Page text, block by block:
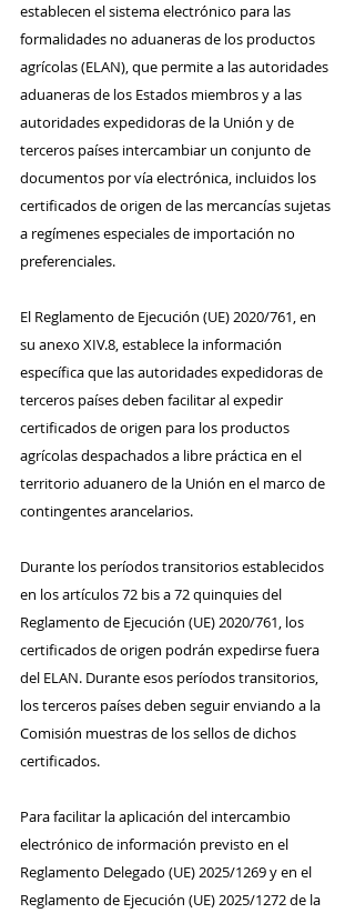
establecen el sistema electrónico para las
formalidades no aduaneras de los productos
agrícolas (ELAN), que permite a las autoridades
aduaneras de los Estados miembros y a las
autoridades expedidoras de la Unión y de
terceros países intercambiar un conjunto de
documentos por vía electrónica, incluidos los
certificados de origen de las mercancías sujetas
a regímenes especiales de importación no
preferenciales.
El Reglamento de Ejecución (UE) 2020/761, en
su anexo XIV.8, establece la información
específica que las autoridades expedidoras de
terceros países deben facilitar al expedir
certificados de origen para los productos
agrícolas despachados a libre práctica en el
territorio aduanero de la Unión en el marco de
contingentes arancelarios.
Durante los períodos transitorios establecidos
en los artículos 72 bis a 72 quinquies del
Reglamento de Ejecución (UE) 2020/761, los
certificados de origen podrán expedirse fuera
del ELAN. Durante esos períodos transitorios,
los terceros países deben seguir enviando a la
Comisión muestras de los sellos de dichos
certificados.
Para facilitar la aplicación del intercambio
electrónico de información previsto en el
Reglamento Delegado (UE) 2025/1269 y en el
Reglamento de Ejecución (UE) 2025/1272 de la